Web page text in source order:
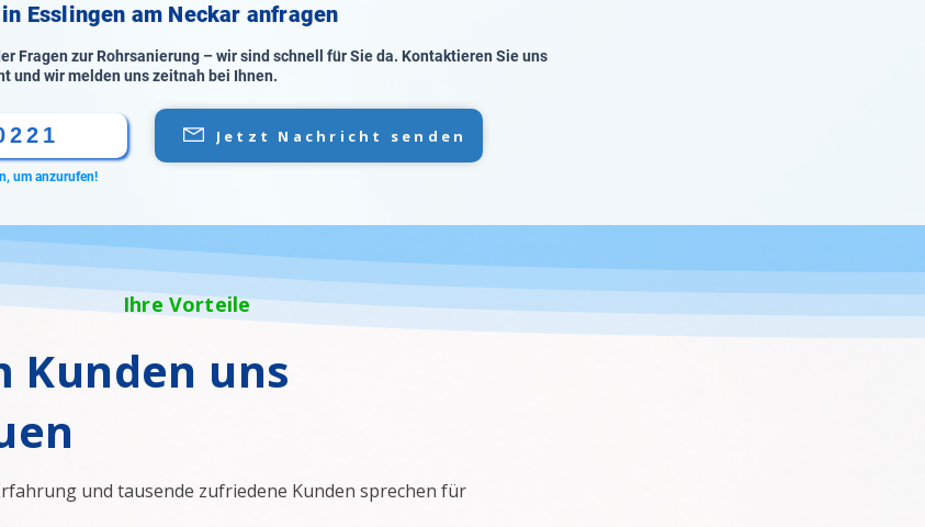
Esslingen am Neckar anfragen
Fragen zur Rohrsanierung – wir sind schnell für Sie da. Kontaktieren Sie uns
und wir melden uns zeitnah bei Ihnen.
Jetzt Nachricht senden
um anzurufen!
Ihre Vorteile
Kunden uns
und tausende zufriedene Kunden sprechen für